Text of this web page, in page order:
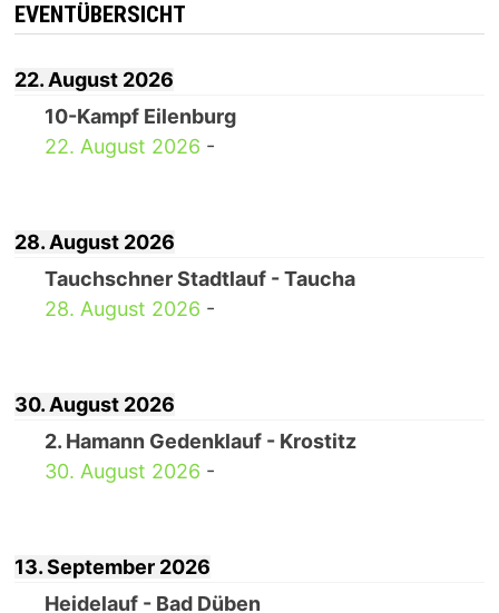
EVENTÜBERSICHT
22. August 2026
10-Kampf Eilenburg
22. August 2026 -
28. August 2026
Tauchschner Stadtlauf - Taucha
28. August 2026 -
30. August 2026
2. Hamann Gedenklauf - Krostitz
30. August 2026 -
13. September 2026
Heidelauf - Bad Düben